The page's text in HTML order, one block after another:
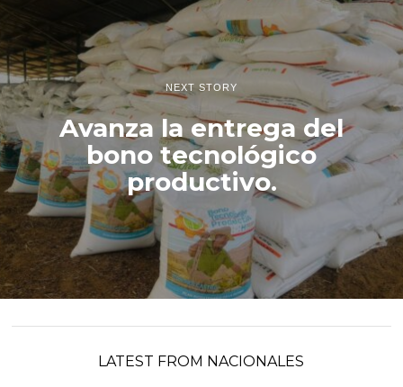
NEXT STORY
Avanza la entrega del
bono tecnológico
productivo.
LATEST FROM NACIONALES